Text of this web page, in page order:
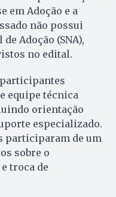
em Adoção e a
não possui
Adoção (SNA),
no edital.
participantes
equipe técnica
orientação
especializado.
participaram de um
sobre o
troca de